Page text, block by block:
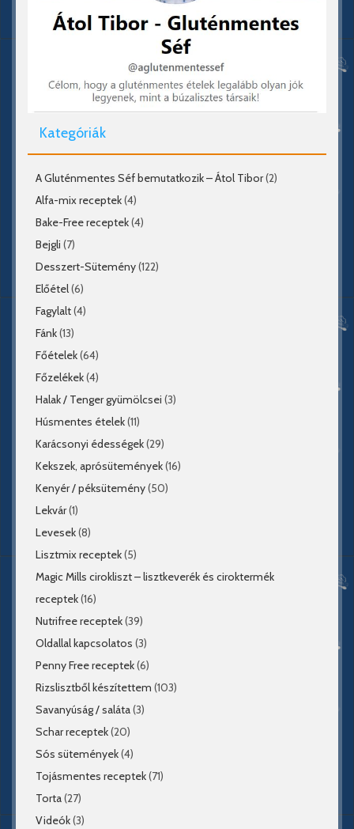
Kategóriák
A Gluténmentes Séf bemutatkozik – Átol Tibor(2)
Alfa-mix receptek(4)
Bake-Free receptek(4)
Bejgli (7)
Desszert-Sütemény(122)
Előétel(6)
Fagylalt(4)
Fánk(13)
Főételek(64)
Főzelékek(4)
Halak / Tenger gyümölcsei (3)
Húsmentes ételek(11)
Karácsonyi édességek(29)
Kekszek, aprósütemények(16)
Kenyér / péksütemény(50)
Lekvár(1)
Levesek(8)
Lisztmix receptek(5)
Magic Mills cirokliszt – lisztkeverék és ciroktermék
receptek(16)
Nutrifree receptek(39)
Oldallal kapcsolatos (3)
Penny Free receptek(6)
Rizslisztből készítettem (103)
Savanyúság / saláta(3)
Schar receptek(20)
Sós sütemények(4)
Tojásmentes receptek(71)
Torta(27)
Videók(3)